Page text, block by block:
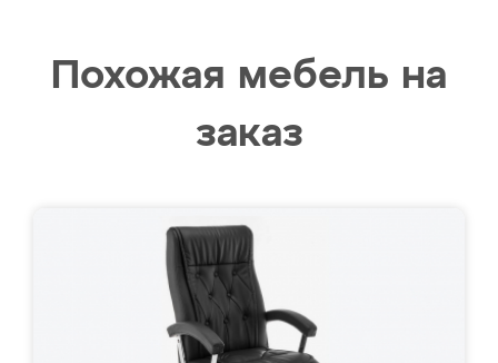
Похожая мебель на
заказ